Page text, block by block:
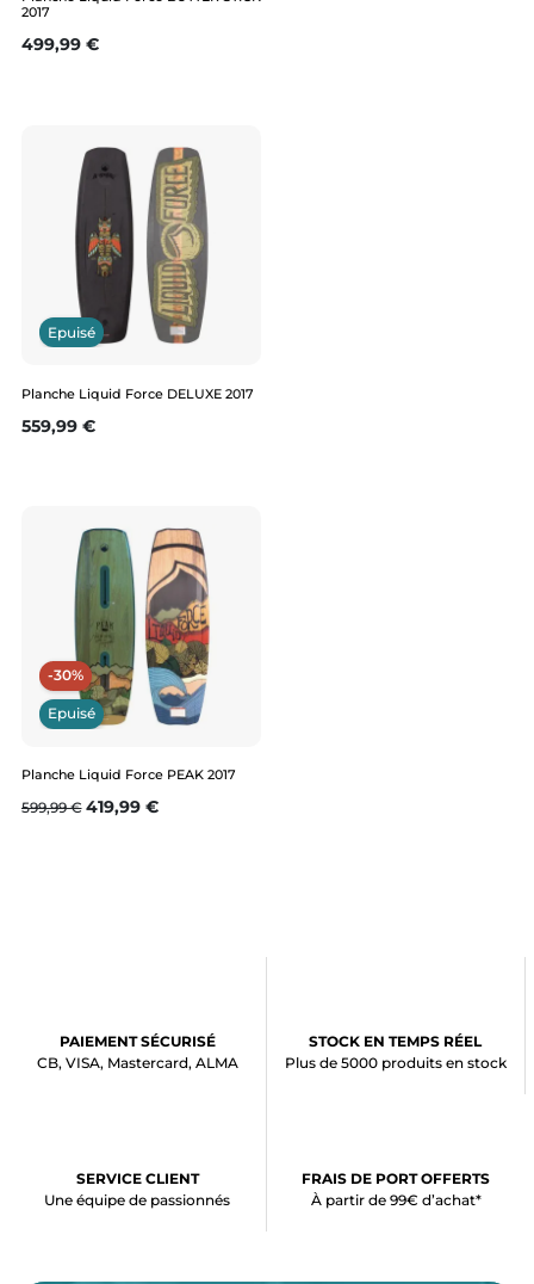
2017
Prix
499,99 €
Epuisé
Planche Liquid Force DELUXE 2017
Prix
559,99 €
-30%
Epuisé
Planche Liquid Force PEAK 2017
Prix de base
599,99 € Prix
419,99 €
PAIEMENT SÉCURISÉ
CB, VISA, Mastercard, ALMA
STOCK EN TEMPS RÉEL
Plus de 5000 produits en stock
SERVICE CLIENT
Une équipe de passionnés
FRAIS DE PORT OFFERTS
À partir de 99€ d’achat*